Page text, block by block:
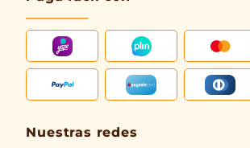
Nuestras redes